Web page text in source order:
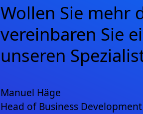
Wollen Sie mehr
vereinbaren Sie
unseren
Manuel Häge
Head of Business